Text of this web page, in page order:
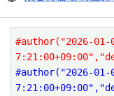
#author("2026-01-
#author("2026-01-